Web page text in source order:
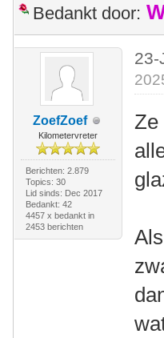
Bedankt door:
ZoefZoef
Kilometervreter
Berichten: 2.879
Topics: 30
Lid sinds: Dec 2017
Bedankt: 42
4457 x bedankt in
2453 berichten
23-
Ze